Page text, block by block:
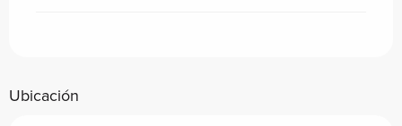
Ubicación